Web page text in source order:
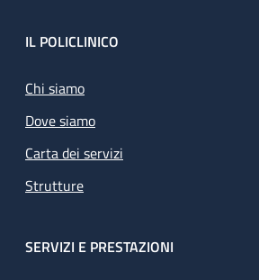
Footer
IL POLICLINICO
Chi siamo
Dove siamo
Carta dei servizi
Strutture
SERVIZI E PRESTAZIONI